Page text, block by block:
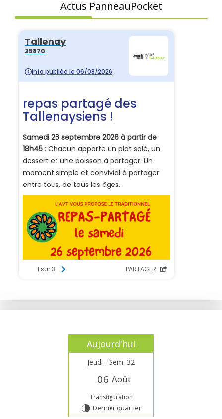
Actus PanneauPocket
Aujourd'hui
Jeudi - Sem. 32
06 Août
Transfiguration
U Dernier quartier